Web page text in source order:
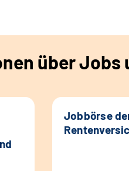
über Jobs
Jobbörse